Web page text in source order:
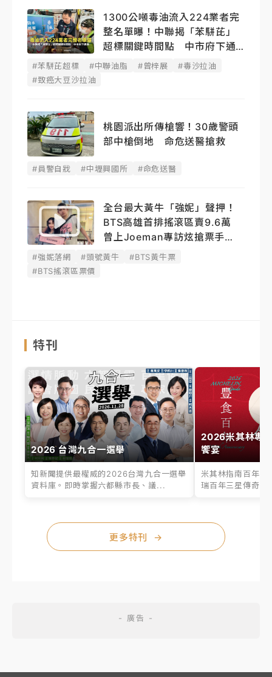
1300公噸毒油流入224業者完
整名單曝！中聯揭「苯駢芘」
超標關鍵時間點 中市府下通
牒
#苯駢芘超標 #中聯油脂 #曾梓展
#毒沙拉油
#致癌大豆沙拉油
桃園派出所傳槍響！30歲警頭
部中槍倒地 命危送醫搶救
#員警自戕 #中壢興國所 #命危送醫
全台最大黃牛「強妮」聲押！
BTS高雄首排搖滾區賣9.6萬
曾上Joeman專訪炫搶票手
法
#強妮落網 #頭號黃牛
#BTS黃牛票
#BTS搖滾區票價
特刊
2026 台灣九合一選舉
知新聞提供最權威的2026台灣九合一選舉
資料庫。即時掌握六都縣市長、議...
2026米其林專
饗宴
米其林指南百年之
瑞百年三星傳奇、
更多特刊 →